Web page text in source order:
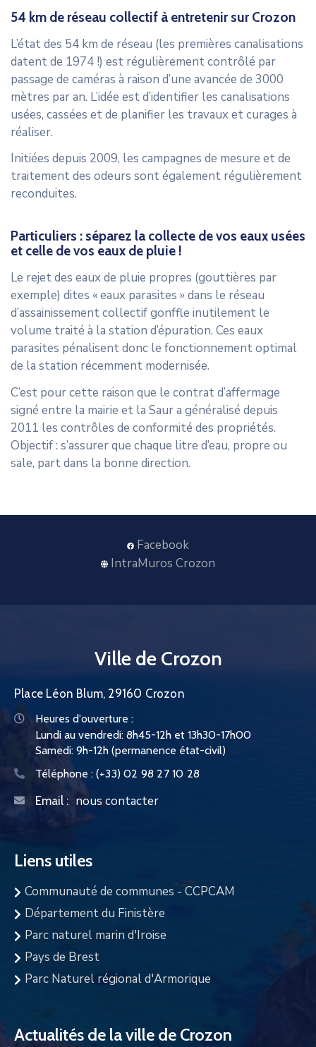
54 km de réseau collectif à entretenir sur Crozon
L’état des 54 km de réseau (les premières canalisations
datent de 1974 !) est régulièrement contrôlé par
passage de caméras à raison d’une avancée de 3000
mètres par an. L’idée est d’identifier les canalisations
usées, cassées et de planifier les travaux et curages à
réaliser.
Initiées depuis 2009, les campagnes de mesure et de
traitement des odeurs sont également régulièrement
reconduites.
Particuliers : séparez la collecte de vos eaux usées
et celle de vos eaux de pluie !
Le rejet des eaux de pluie propres (gouttières par
exemple) dites « eaux parasites » dans le réseau
d’assainissement collectif gonffle inutilement le
volume traité à la station d’épuration. Ces eaux
parasites pénalisent donc le fonctionnement optimal
de la station récemment modernisée.
C’est pour cette raison que le contrat d’affermage
signé entre la mairie et la Saur a généralisé depuis
2011 les contrôles de conformité des propriétés.
Objectif : s’assurer que chaque litre d’eau, propre ou
sale, part dans la bonne direction.
Facebook
IntraMuros Crozon
Ville de Crozon
Place Léon Blum, 29160 Crozon
Heures d'ouverture :
Lundi au vendredi: 8h45-12h et 13h30-17h00
Samedi: 9h-12h (permanence état-civil)
Téléphone : (+33) 02 98 27 10 28
Email : nous contacter
Liens utiles
Communauté de communes - CCPCAM
Département du Finistère
Parc naturel marin d'Iroise
Pays de Brest
Parc Naturel régional d'Armorique
Actualités de la ville de Crozon